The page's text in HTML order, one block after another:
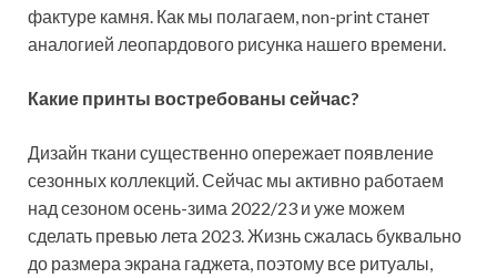
фактуре камня. Как мы полагаем, non-print станет
аналогией леопардового рисунка нашего времени.
Какие принты востребованы сейчас?
Дизайн ткани существенно опережает появление
сезонных коллекций. Сейчас мы активно работаем
над сезоном осень-зима 2022/23 и уже можем
сделать превью лета 2023. Жизнь сжалась буквально
до размера экрана гаджета, поэтому все ритуалы,